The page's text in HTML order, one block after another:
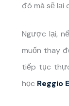
đó mà sẽ lại
Ngược lại,
muốn thay
tiếp tục
học Reggio